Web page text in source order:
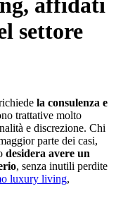
affidati
settore
la consulenza e
trattative molto
e discrezione. Chi
parte dei casi,
desidera avere un
, senza inutili perdite
luxury living,